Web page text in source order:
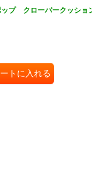
プ クローバークッシ
トに入れる